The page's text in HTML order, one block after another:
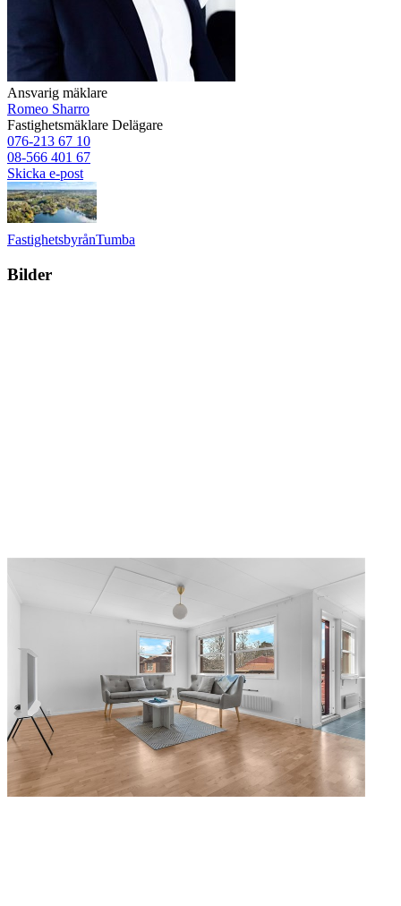
Ansvarig mäklare
Romeo Sharro
Fastighetsmäklare Delägare
076-213 67 10
08-566 401 67
Skicka e-post
FastighetsbyrånTumba
Bilder